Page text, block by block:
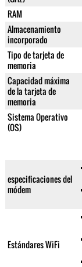
RAM
Almacenamiento
incorporado
Tipo de tarjeta de
memoria
Capacidad máxima
de la tarjeta de
memoria
Sistema Operativo
(OS)
especificaciones del
módem
Estándares WiFi